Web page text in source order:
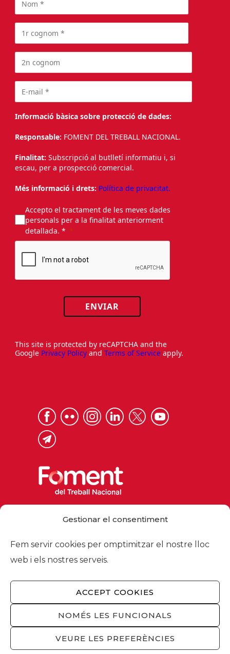
Gestionar el consentiment
Fem servir cookies per omptimitzar el nostre lloc
web i els nostres serveis.
ACCEPT COOKIES
NOMÉS LES FUNCIONALS
VEURE LES PREFERÈNCIES
Informació bàsica sobre protecció de dades:
Responsable: FOMENT DEL TREBALL NACIONAL.
Finalitat: Subscripció al butlletí informatiu i, si
escau, per a prospecció comercial.
Més informació i drets: Política de privacitat.
Accepto el tractament de les meves dades
personals per a la finalitat anteriorment
detallada. *
ENVIAR
This site is protected by reCAPTCHA and the
Google Privacy Policy and Terms of Service apply.
foment@foment.com
© 2026 - Foment del Treball Nacional
Nosaltres
privacitat/ Política cookies/Privacitat
xarxes socials